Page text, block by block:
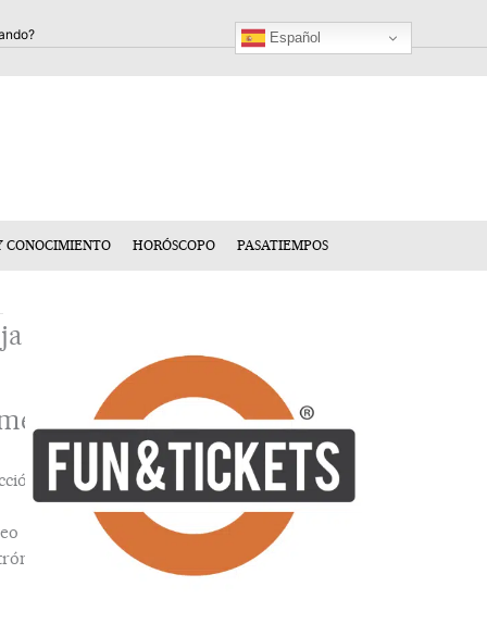
Español
CONOCIMIENTO HORÓSCOPO PASATIEMPOS